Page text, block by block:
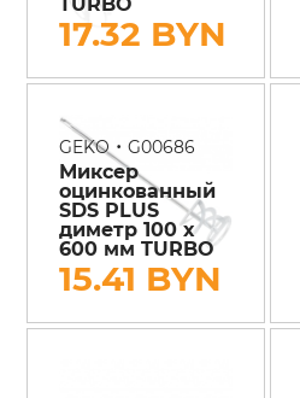
17.32 BYN
GEKO • G00686
Миксер
оцинкованный
SDS PLUS
диметр 100 х
600 мм TURBO
15.41 BYN